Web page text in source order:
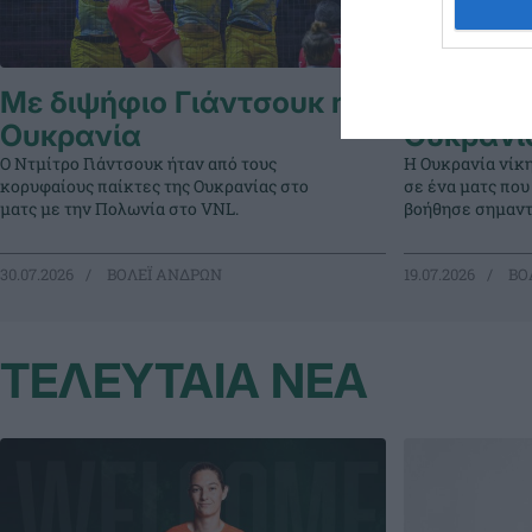
Με διψήφιο Γιάντσουκ η
Ουκρανία
Ο Ντμίτρο Γιάντσουκ ήταν από τους
κορυφαίους παίκτες της Ουκρανίας στο
ματς με την Πολωνία στο VNL.
30.07.2026 ΒΟΛΕΪ ΑΝΔΡΩΝ
Με
Η Ουκρανία
σε ένα ματς
βοήθησε
19.07.2026
ΤΕΛΕΥΤΑΙΑ ΝΕΑ